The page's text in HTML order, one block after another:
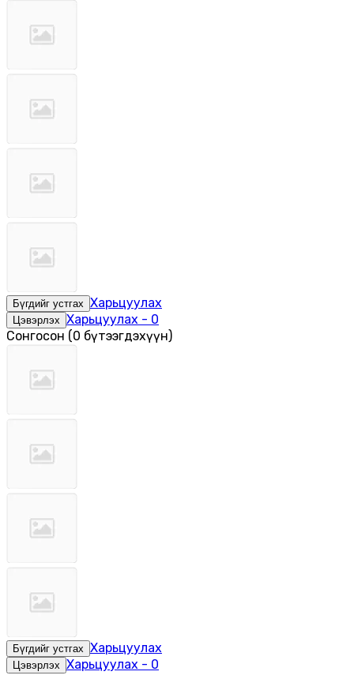
Бүгдийг устгах Харьцуулах
Цэвэрлэх Харьцуулах - 0
Сонгосон (0 бүтээгдэхүүн)
Бүгдийг устгах Харьцуулах
Цэвэрлэх Харьцуулах - 0